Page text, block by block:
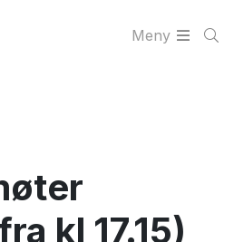
Meny
kl 17.15)